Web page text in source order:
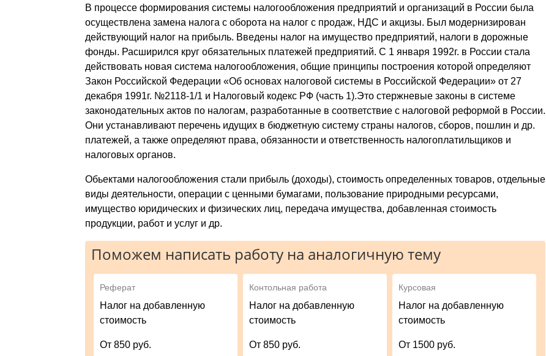
В процессе формирования системы налогообложения предприятий и организаций в России была
осуществлена замена налога с оборота на налог с продаж, НДС и акцизы. Был модернизирован
действующий налог на прибыль. Введены налог на имущество предприятий, налоги в дорожные
фонды. Расширился круг обязательных платежей предприятий. С 1 января 1992г. в России стала
действовать новая система налогообложения, общие принципы построения которой определяют
Закон Российской Федерации «Об основах налоговой системы в Российской Федерации» от 27
декабря 1991г. №2118-1/1 и Налоговый кодекс РФ (часть 1).Это стержневые законы в системе
законодательных актов по налогам, разработанные в соответствие с налоговой реформой в России.
Они устанавливают перечень идущих в бюджетную систему страны налогов, сборов, пошлин и др.
платежей, а также определяют права, обязанности и ответственность налогоплатильщиков и
налоговых органов.
Обьектами налогообложения стали прибыль (доходы), стоимость определенных товаров, отдельные
виды деятельности, операции с ценными бумагами, пользование природными ресурсами,
имущество юридических и физических лиц, передача имущества, добавленная стоимость
продукции, работ и услуг и др.
Поможем написать работу на аналогичную тему
Реферат
Налог на добавленную
стоимость
От 850 руб.
Контольная работа
Налог на добавленную
стоимость
От 850 руб.
Курсовая
Налог на добавленную
стоимость
От 1500 руб.